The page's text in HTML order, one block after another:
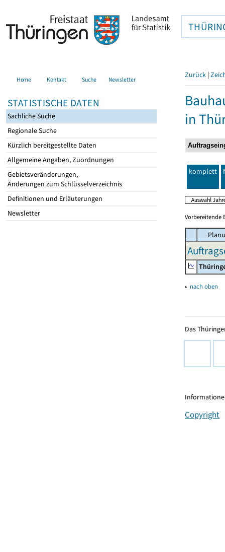
Home Kontakt Suche Newsletter
STATISTISCHE DATEN
Sachliche Suche
Regionale Suche
Kürzlich bereitgestellte Daten
Allgemeine Angaben, Zuordnungen
Gebietsveränderungen,
Änderungen zum Schlüsselverzeichnis
Definitionen und Erläuterungen
Newsletter
Zurück |
in
komplett
Vorbereitende
▴ nach oben
Das
Copyright